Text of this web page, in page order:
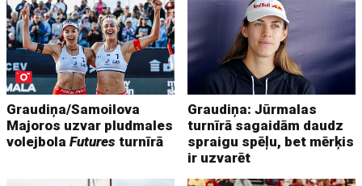
Graudiņa/Samoilova
Majoros uzvar pludmales
volejbolaFutures turnīrā
Graudiņa: Jūrmalas
turnīrā sagaidām daudz
spraigu spēļu, bet mērķis
ir uzvarēt